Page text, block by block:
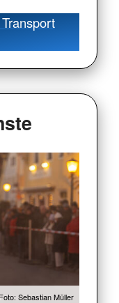
Foto: Sebastian Müller